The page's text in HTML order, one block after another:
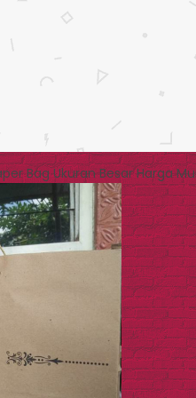
Bag Ukuran Besar Harga